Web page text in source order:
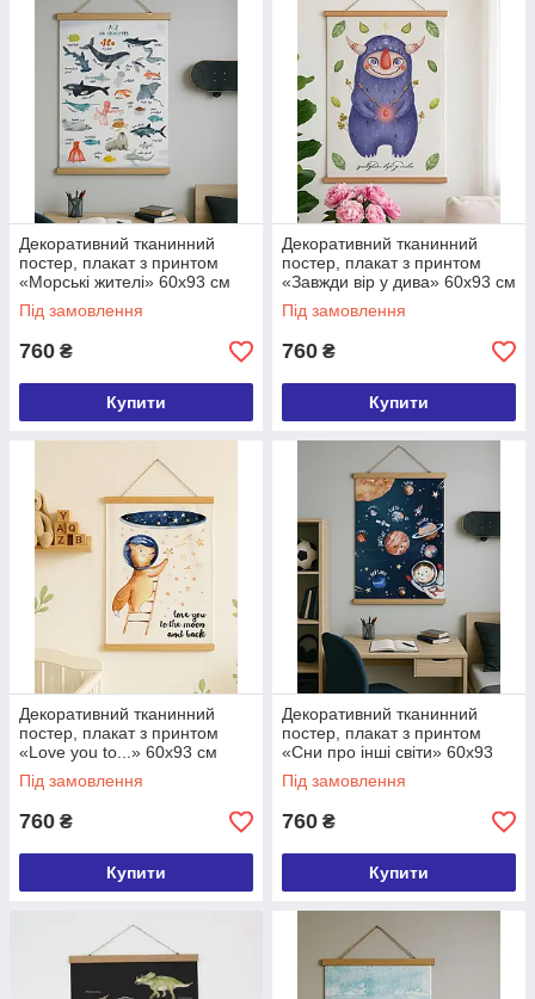
Декоративний тканинний
постер, плакат з принтом
«Морські жителі» 60х93 см
(TPSR_22S070)
Під замовлення
760 ₴
Купити
Декоративний тканинний
постер, плакат з принтом
«Завжди вір у дива» 60х93 см
(TPSR_22S069)
Під замовлення
760 ₴
Купити
Декоративний тканинний
постер, плакат з принтом
«Love you to...» 60х93 см
(TPSR_22S068)
Під замовлення
760 ₴
Купити
Декоративний тканинний
постер, плакат з принтом
«Сни про інші світи» 60х93
см (TPSR_22S067)
Під замовлення
760 ₴
Купити